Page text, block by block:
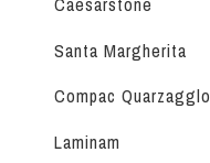
Santa Margherita
Compac Quarzagglo
Laminam